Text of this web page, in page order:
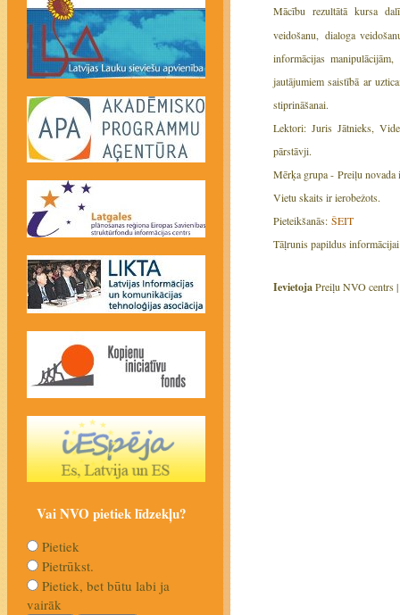
Mācību rezultātā kursa
veidošanu, dialoga
informācijas
jautājumiem saistībā ar
stiprināšanai.
Lektori: Juris Jātnieks,
pārstāvji.
Mērķa grupa - Preiļu
Vietu skaits ir ierobežots.
Pieteikšanās: ŠEIT
Tāļrunis papildus
IevietojaPreiļu NVO centrs |
Vai NVO pietiek līdzekļu?
Pietiek
Pietrūkst.
Pietiek, bet būtu labi ja
vairāk